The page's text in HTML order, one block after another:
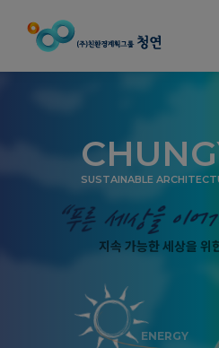
ENERGY
SUSTAINABLE
지속 가능한 세상을 위